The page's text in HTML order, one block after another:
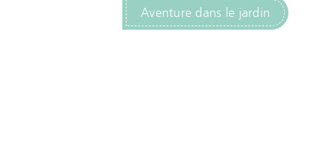
Aventure dans le jardin